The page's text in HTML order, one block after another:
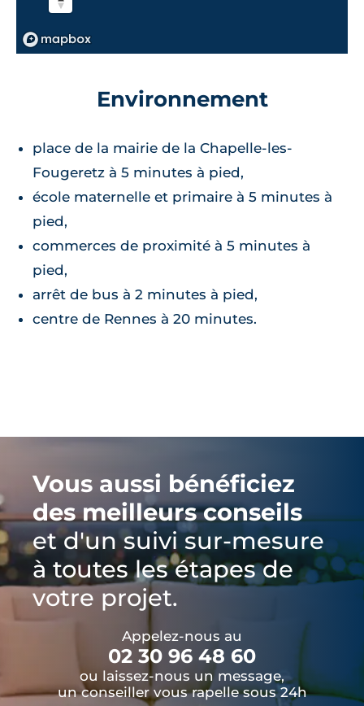
Environnement
place de la mairie de la Chapelle-les-
Fougeretz à 5 minutes à pied,
école maternelle et primaire à 5 minutes à
pied,
commerces de proximité à 5 minutes à
pied,
arrêt de bus à 2 minutes à pied,
centre de Rennes à 20 minutes.
Vous aussi bénéficiez
des meilleurs conseils
et d'un suivi sur-mesure
à toutes les étapes de
votre projet.
Appelez-nous au
02 30 96 48 60
ou laissez-nous un message,
un conseiller vous rapelle sous 24h